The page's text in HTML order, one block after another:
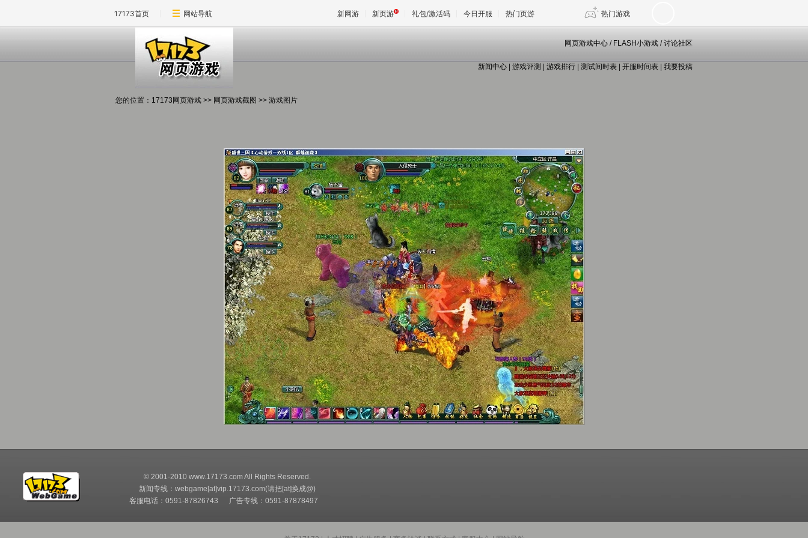
17173首页 网站导航 新网游 新页游 礼包/激活码 今日开服 热门页游 热门游戏
魔兽 DNF 传奇4
王权与自由 诛仙世界
网页游戏中心 / FLASH小游戏 /讨论社区
新闻中心 游戏评测 游戏排行 测试间时表 开服时间表 我要投稿
您的位置： 17173网页游戏 >> 网页游戏截图 >> 游戏图片
© 2001-2010 www.17173.com All Rights Reserved.
新闻专线：webgame[at]vip.17173.com(请把[at]换成@)
客服电话：0591-87826743 广告专线：0591-87878497